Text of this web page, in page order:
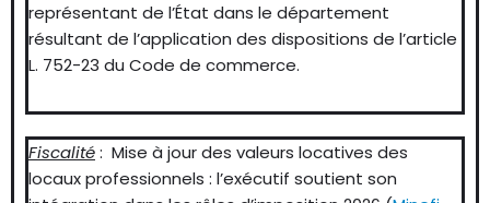
représentant de l’État dans le département
résultant de l’application des dispositions de l’article
L. 752-23 du Code de commerce.
Fiscalité: Mise à jour des valeurs locatives des
locaux professionnels : l’exécutif soutient son